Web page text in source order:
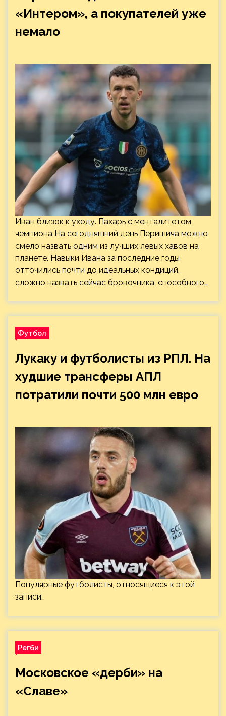
«Интером», а покупателей уже
немало
Иван близок к уходу. Пахарь с менталитетом
чемпиона На сегодняшний день Перишича можно
смело назвать одним из лучших левых хавов на
планете. Навыки Ивана за последние годы
отточились почти до идеальных кондиций,
сложно назвать сейчас бровочника, способного…
Футбол
Лукаку и футболисты из РПЛ. На
худшие трансферы АПЛ
потратили почти 500 млн евро
Популярные футболисты, относящиеся к этой
записи…
Регби
Московское «дерби» на
«Славе»